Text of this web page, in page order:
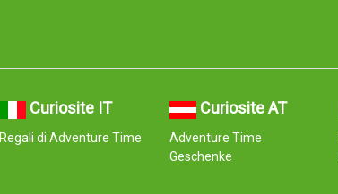
Curiosite IT
Regali di Adventure Time
Curiosite AT
Adventure Time
Geschenke